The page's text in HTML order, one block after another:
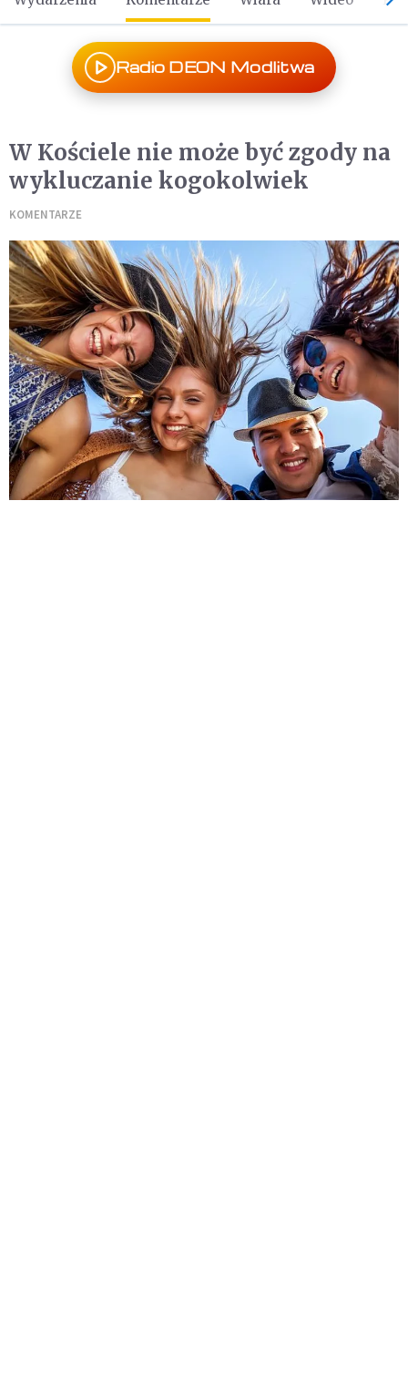
Radio DEON Modlitwa
W Kościele nie może być zgody na
wykluczanie kogokolwiek
KOMENTARZE